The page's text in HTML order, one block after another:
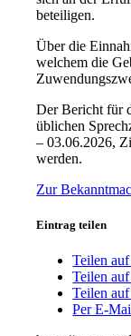
beteiligen.
Über die
welchem die
Der Bericht für
üblichen
– 03.06.2026,
werden.
Zur
Eintrag teilen
Teilen
Teilen
Teilen
Per E-